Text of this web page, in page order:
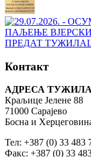
Контакт
АДРЕСА
Краљице Јелене 88
71000 Сарајево
Босна и
Тел: +387 (0) 33 483
Факс: +387 (0) 33